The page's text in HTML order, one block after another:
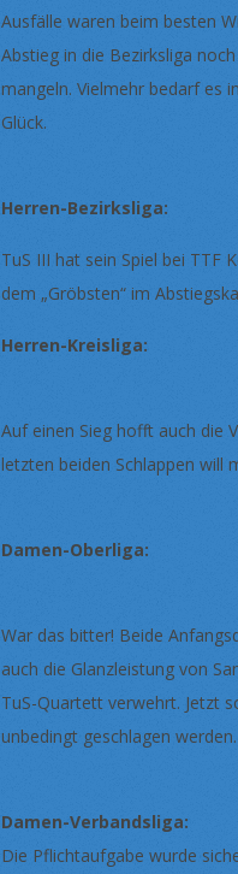
Ausfälle waren beim besten
Abstieg in die Bezirksliga
mangeln. Vielmehr bedarf es
Glück.
Herren-Bezirksliga:
TuS III hat sein Spiel bei TTF
dem „Gröbsten“ im
Herren-Kreisliga:
Auf einen Sieg hofft auch die
letzten beiden Schlappen will
Damen-Oberliga:
War das bitter! Beide
auch die Glanzleistung von
TuS-Quartett verwehrt. Jetzt
unbedingt geschlagen
Damen-
Die Pflichtaufgabe wurde